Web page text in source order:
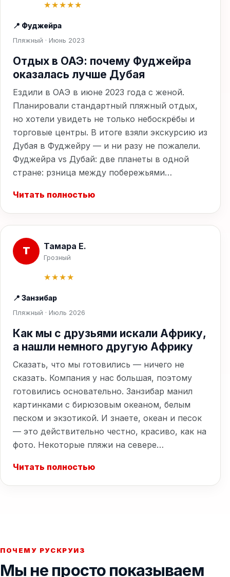
★★★★★
📍 Фуджейра
Пляжный · Июнь 2023
Отдых в ОАЭ: почему Фуджейра
оказалась лучше Дубая
Ездили в ОАЭ в июне 2023 года с женой.
Планировали стандартный пляжный отдых,
но хотели увидеть не только небоскрёбы и
торговые центры. В итоге взяли экскурсию из
Дубая в Фуджейру — и ни разу не пожалели.
Фуджейра vs Дубай: две планеты в одной
стране: рзница между побережьями…
Читать полностью
Т Тамара Е.
Грозный
★★★★
📍 Занзибар
Пляжный · Июль 2026
Как мы с друзьями искали Африку,
а нашли немного другую Африку
Сказать, что мы готовились — ничего не
сказать. Компания у нас большая, поэтому
готовились основательно. Занзибар манил
картинками с бирюзовым океаном, белым
песком и экзотикой. И знаете, океан и песок
— это действительно честно, красиво, как на
фото. Некоторые пляжи на севере…
Читать полностью
ПОЧЕМУ РУСКРУИЗ
Мы не просто показываем